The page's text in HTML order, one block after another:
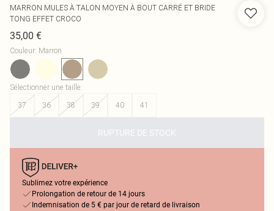
MARRON MULES À TALON MOYEN À BOUT CARRÉ ET BRIDE
TONG EFFET CROCO
35,00 €
Couleur: Marron
Sélectionner une taille:
37
36 38 39 40 41
RUPTURE DE STOCK
Sublimez votre expérience
Prolongation de retour de 14 jours
Indemnisation de 5 € par jour de retard de livraison